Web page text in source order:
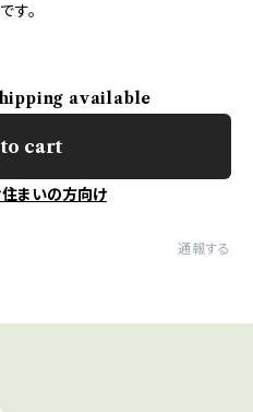
す。
available
cart
まいの方向け
通報する